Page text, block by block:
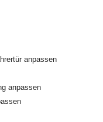
anpassen
anpassen